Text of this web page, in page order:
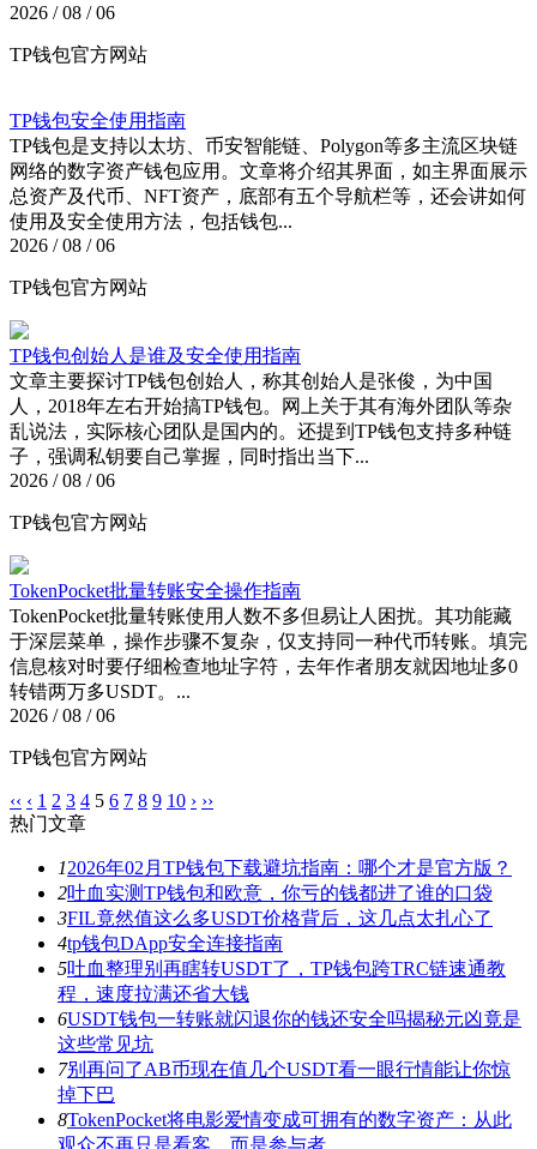
2026 / 08 / 06
TP钱包官方网站
TP钱包安全使用指南
TP钱包是支持以太坊、币安智能链、Polygon等多主流区块链
网络的数字资产钱包应用。文章将介绍其界面，如主界面展示
总资产及代币、NFT资产，底部有五个导航栏等，还会讲如何
使用及安全使用方法，包括钱包...
2026 / 08 / 06
TP钱包官方网站
TP钱包创始人是谁及安全使用指南
文章主要探讨TP钱包创始人，称其创始人是张俊，为中国
人，2018年左右开始搞TP钱包。网上关于其有海外团队等杂
乱说法，实际核心团队是国内的。还提到TP钱包支持多种链
子，强调私钥要自己掌握，同时指出当下...
2026 / 08 / 06
TP钱包官方网站
TokenPocket批量转账安全操作指南
TokenPocket批量转账使用人数不多但易让人困扰。其功能藏
于深层菜单，操作步骤不复杂，仅支持同一种代币转账。填完
信息核对时要仔细检查地址字符，去年作者朋友就因地址多0
转错两万多USDT。...
2026 / 08 / 06
TP钱包官方网站
‹‹ ‹ 1 2 3 4 5 6 7 8 9 10 › ››
热门文章
12026年02月TP钱包下载避坑指南：哪个才是官方版？
2吐血实测TP钱包和欧意，你亏的钱都进了谁的口袋
3FIL竟然值这么多USDT价格背后，这几点太扎心了
4tp钱包DApp安全连接指南
5吐血整理别再瞎转USDT了，TP钱包跨TRC链速通教
程，速度拉满还省大钱
6USDT钱包一转账就闪退你的钱还安全吗揭秘元凶竟是
这些常见坑
7别再问了AB币现在值几个USDT看一眼行情能让你惊
掉下巴
8TokenPocket将电影爱情变成可拥有的数字资产：从此
观众不再只是看客，而是参与者